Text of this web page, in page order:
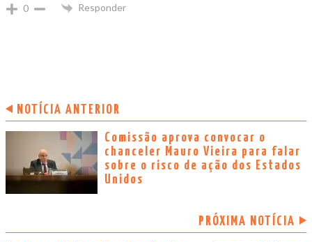
0 Responder
NOTÍCIA ANTERIOR
Comissão aprova convocar o
chanceler Mauro Vieira para falar
sobre o risco de ação dos Estados
Unidos
PRÓXIMA NOTÍCIA